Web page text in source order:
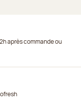
après commande ou